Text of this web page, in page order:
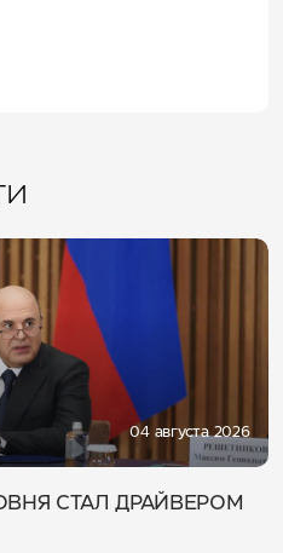
04 августа 2026
СТАЛ ДРАЙВЕРОМ